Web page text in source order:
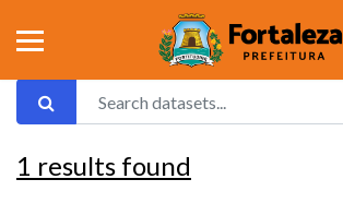
1 results found